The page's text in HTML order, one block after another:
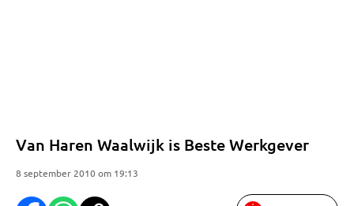
Van Haren Waalwijk is Beste Werkgever
8 september 2010 om 19:13